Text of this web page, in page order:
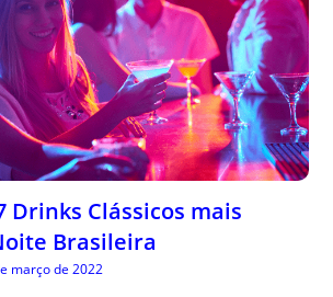
Drinks Clássicos mais
Brasileira
março de 2022